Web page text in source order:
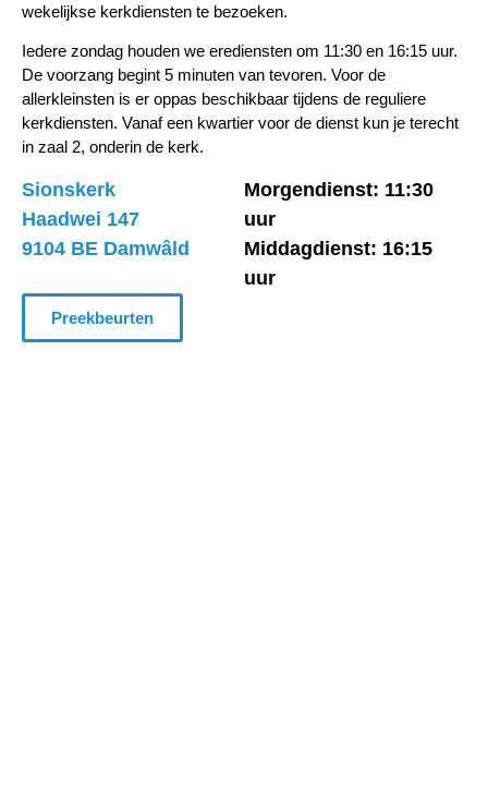
wekelijkse kerkdiensten te bezoeken.
Iedere zondag houden we erediensten om 11:30 en 16:15 uur.
De voorzang begint 5 minuten van tevoren. Voor de
allerkleinsten is er oppas beschikbaar tijdens de reguliere
kerkdiensten. Vanaf een kwartier voor de dienst kun je terecht
in zaal 2, onderin de kerk.
Sionskerk
Haadwei 147
9104 BE Damwâld
Morgendienst: 11:30
uur
Middagdienst: 16:15
uur
Preekbeurten